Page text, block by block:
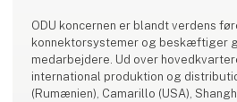
ODU koncernen er blandt verdens
konnektorsystemer og beskæftiger
medarbejdere. Ud over
international produktion og
(Rumænien), Camarillo (USA),